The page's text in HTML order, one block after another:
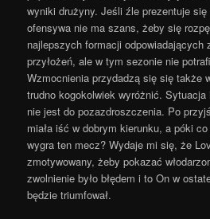
wyniki drużyny. Jeśli źle prezentuje
ofensywa nie ma szans, żeby się
najlepszych formacji odpowiadających
przyłożeń, ale w tym sezonie nie
Wzmocnienia przydadzą się się także
trudno kogokolwiek wyróżnić.
nie jest do pozazdroszczenia. Po
miała iść w dobrym kierunku, a póki
wygra ten mecz? Wydaje mi się, że
zmotywowany, żeby pokazać
zwolnienie było błędem i to On w
będzie triumfował.